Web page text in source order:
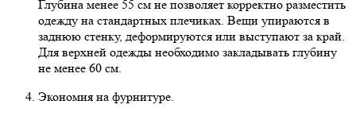
Глубина менее 55 см не позволяет корректно разместить
одежду на стандартных плечиках. Вещи упираются в
заднюю стенку, деформируются или выступают за край.
Для верхней одежды необходимо закладывать глубину
не менее 60 см.
Экономия на фурнитуре.